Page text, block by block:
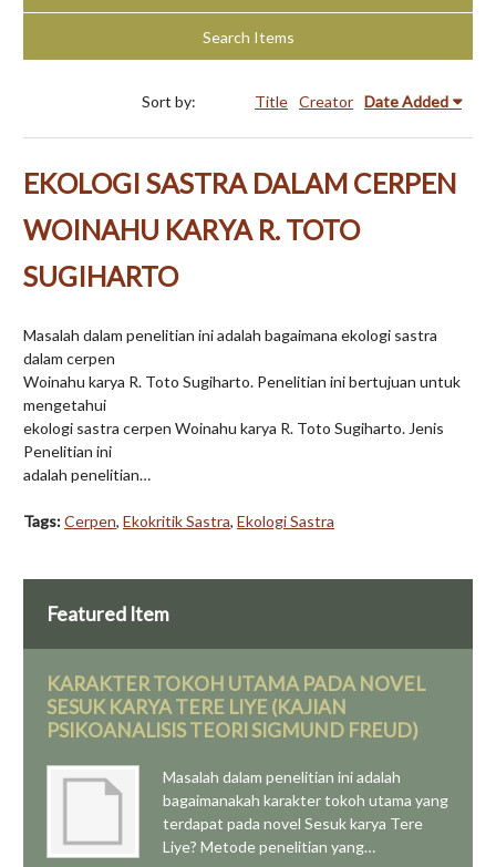
Search Items
Sort by: Title Creator Date Added
EKOLOGI SASTRA DALAM CERPEN
WOINAHU KARYA R. TOTO
SUGIHARTO
Masalah dalam penelitian ini adalah bagaimana ekologi sastra
dalam cerpen
Woinahu karya R. Toto Sugiharto. Penelitian ini bertujuan untuk
mengetahui
ekologi sastra cerpen Woinahu karya R. Toto Sugiharto. Jenis
Penelitian ini
adalah penelitian…
Tags:Cerpen, Ekokritik Sastra, Ekologi Sastra
Featured Item
KARAKTER TOKOH UTAMA PADA NOVEL
SESUK KARYA TERE LIYE (KAJIAN
PSIKOANALISIS TEORI SIGMUND FREUD)
Masalah dalam penelitian ini adalah
bagaimanakah karakter tokoh utama yang
terdapat pada novel Sesuk karya Tere
Liye? Metode penelitian yang…